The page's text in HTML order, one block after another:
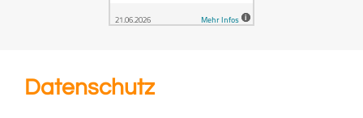
Datenschutz